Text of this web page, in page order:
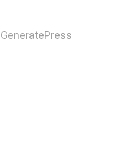
GeneratePress